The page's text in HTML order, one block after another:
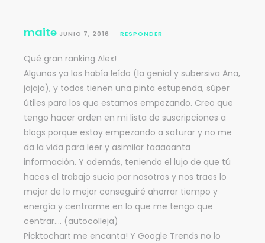
maite JUNIO 7, 2016 RESPONDER
Qué gran ranking Alex!
Algunos ya los había leído (la genial y subersiva Ana,
jajaja), y todos tienen una pinta estupenda, súper
útiles para los que estamos empezando. Creo que
tengo hacer orden en mi lista de suscripciones a
blogs porque estoy empezando a saturar y no me
da la vida para leer y asimilar taaaaanta
información. Y además, teniendo el lujo de que tú
haces el trabajo sucio por nosotros y nos traes lo
mejor de lo mejor conseguiré ahorrar tiempo y
energía y centrarme en lo que me tengo que
centrar…. (autocolleja)
Picktochart me encanta! Y Google Trends no lo